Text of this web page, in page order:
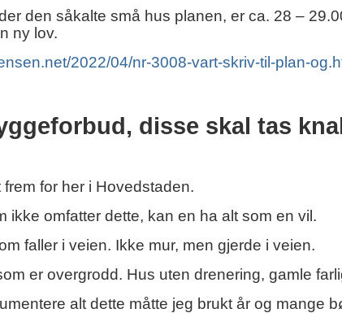
den såkalte små hus planen, er ca. 28 –
ny lov.
2022/04/nr-3008-vart-skriv-til-plan-
disse skal tas
for her i Hovedstaden.
ikke omfatter dette, kan en ha alt som en vil.
faller i veien. Ikke mur, men gjerde i veien.
er overgrodd. Hus uten drenering, gamle
alt dette måtte jeg brukt år og mange